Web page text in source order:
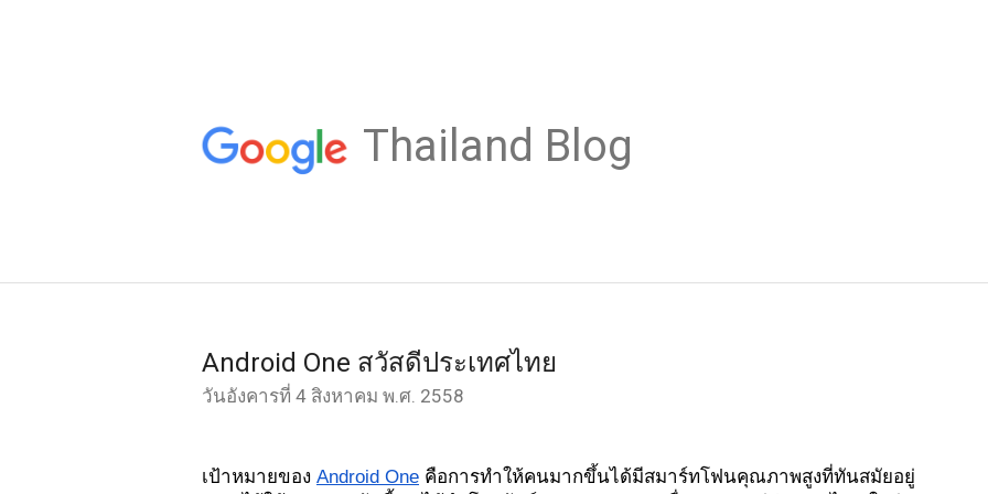
Thailand Blog
Android One สวัสดีประเทศไทย
วันอังคารที่ 4 สิงหาคม พ.ศ. 2558
เป้าหมายของ Android One คือการทำให้คนมากขึ้นได้มีสมาร์ทโฟนคุณภาพสูงที่ทันสมัยอยู่